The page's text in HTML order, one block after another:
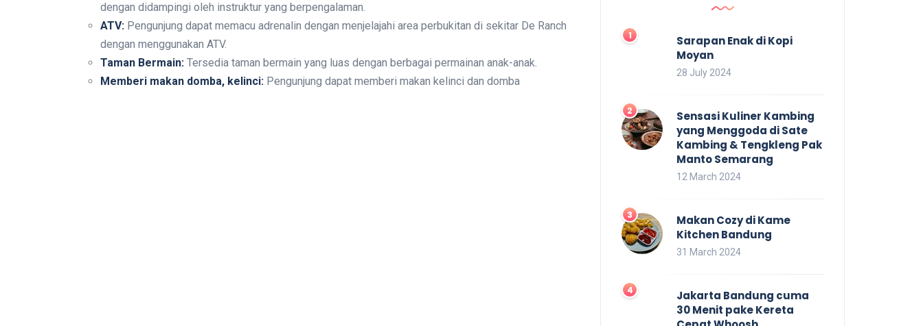
dengan didampingi oleh instruktur yang berpengalaman.
ATV: Pengunjung dapat memacu adrenalin dengan menjelajahi area perbukitan di sekitar De Ranch
dengan menggunakan ATV.
Taman Bermain: Tersedia taman bermain yang luas dengan berbagai permainan anak-anak.
Memberi makan domba, kelinci: Pengunjung dapat memberi makan kelinci dan domba
Sarapan Enak di Kopi
Moyan
28 July 2024
Sensasi Kuliner Kambing
yang Menggoda di Sate
Kambing & Tengkleng Pak
Manto Semarang
12 March 2024
Makan Cozy di Kame
Kitchen Bandung
31 March 2024
Jakarta Bandung cuma
30 Menit pake Kereta